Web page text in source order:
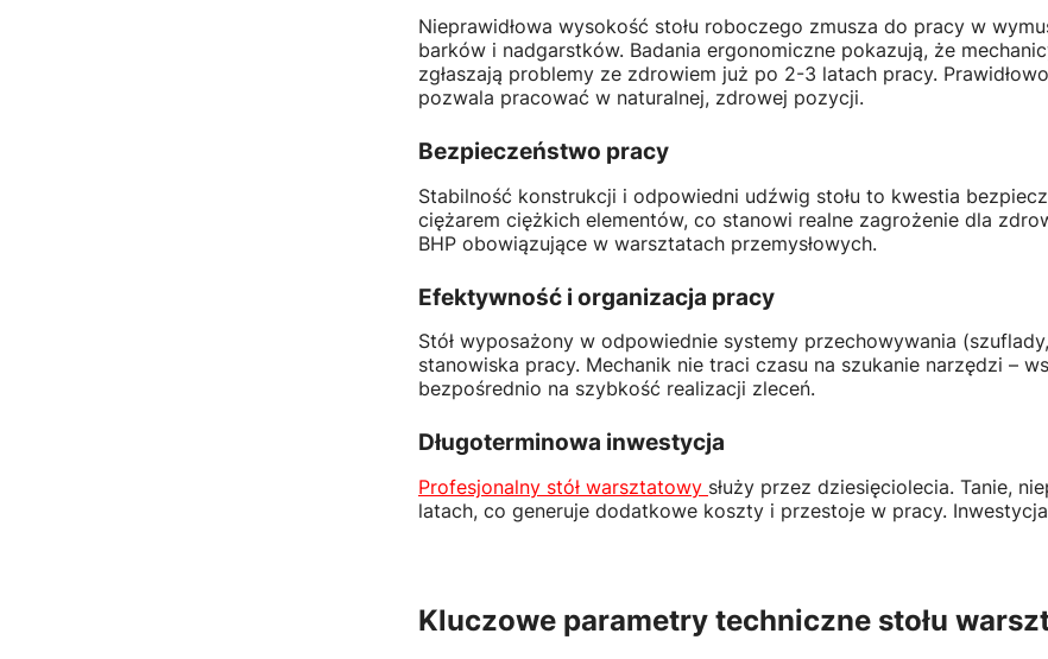
Nieprawidłowa wysokość stołu roboczego zmusza do pracy w
barków i nadgarstków. Badania ergonomiczne pokazują, że
zgłaszają problemy ze zdrowiem już po 2-3 latach pracy.
pozwala pracować w naturalnej, zdrowej pozycji.
Bezpieczeństwo pracy
Stabilność konstrukcji i odpowiedni udźwig stołu to kwestia
ciężarem ciężkich elementów, co stanowi realne zagrożenie dla
BHP obowiązujące w warsztatach przemysłowych.
Efektywność i organizacja pracy
Stół wyposażony w odpowiednie systemy przechowywania
stanowiska pracy. Mechanik nie traci czasu na szukanie narzędzi –
bezpośrednio na szybkość realizacji zleceń.
Długoterminowa inwestycja
Profesjonalny stół warsztatowy służy przez dziesięciolecia. Tanie,
latach, co generuje dodatkowe koszty i przestoje w pracy.
Kluczowe parametry techniczne stołu